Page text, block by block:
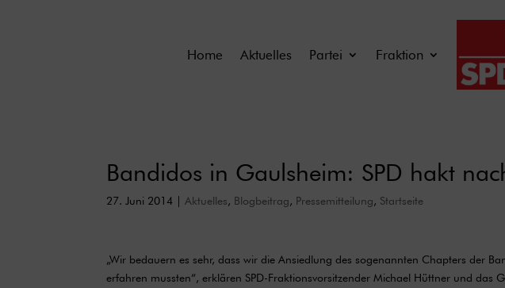
Home Aktuelles Partei Fraktion
Bandidos in Gaulsheim: SPD hakt
27. Juni 2014 Aktuelles, Blogbeitrag, Pressemitteilung, Startseite
„Wir bedauern es sehr, dass wir die Ansiedlung des sogenannten Chapters der
erfahren mussten“, erklären SPD-Fraktionsvorsitzender Michael Hüttner und das